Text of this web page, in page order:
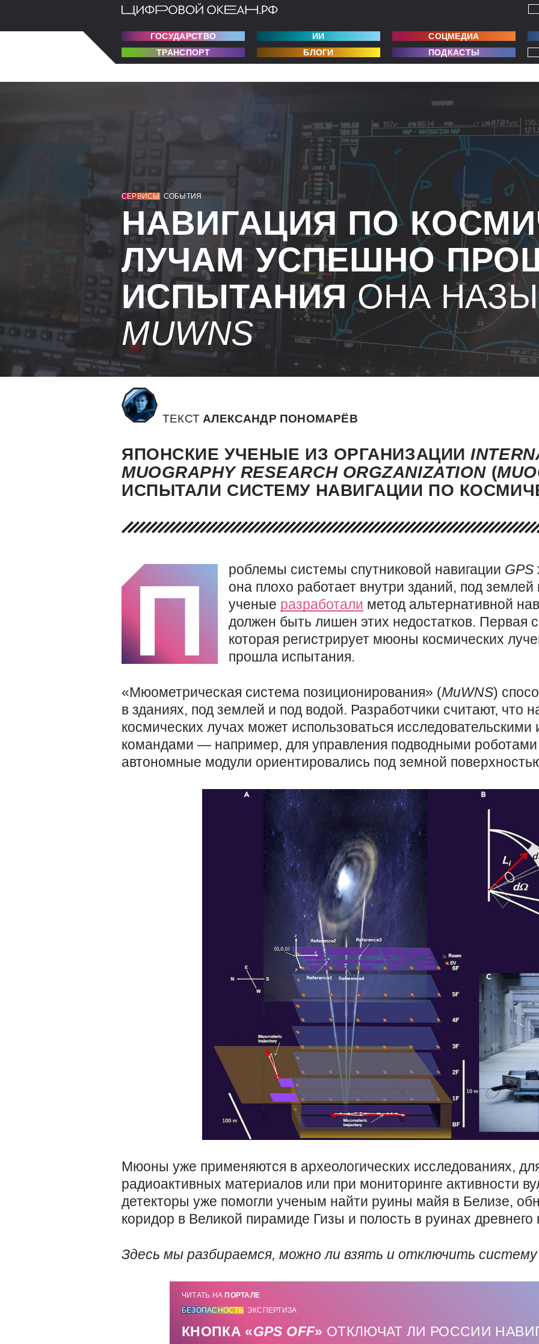
ГОСУДАРСТВО ИИ СОЦМЕДИА
ТРАНСПОРТ
БЛОГИ ПОДКАСТЫ
СЕРВИСЫ СОБЫТИЯ
НАВИГАЦИЯ ПО
ЛУЧАМ УСПЕШНО
ИСПЫТАНИЯОНА
MUWNS
ТЕКСТ АЛЕКСАНДР ПОНОМАРЁВ
ЯПОНСКИЕ УЧЕНЫЕ ИЗ ОРГАНИЗАЦИИ
MUOGRAPHY RESEARCH ORGZANIZATION (
ИСПЫТАЛИ СИСТЕМУ НАВИГАЦИИ ПО
П роблемы системы спутниковой навигации GPS
она плохо работает внутри зданий, под
ученые разработали метод альтернативной
должен быть лишен этих недостатков. Первая
которая регистрирует мюоны космических
прошла испытания.
«Мюометрическая система позиционирования» (MuWNS)
в зданиях, под землей и под водой. Разработчики считают, что
космических лучах может использоваться
командами — например, для управления подводными роботами
автономные модули ориентировались под земной
Мюоны уже применяются в археологических исследованиях,
радиоактивных материалов или при мониторинге активности
детекторы уже помогли ученым найти руины майя в Белизе,
коридор в Великой пирамиде Гизы и полость в руинах
Здесь мы разбираемся, можно ли взять и отключить систему
ЧИТАТЬ НАПОРТАЛЕ
БЕЗОПАСНОСТЬ ЭКСПЕРТИЗА
КНОПКА «GPS OFF» ОТКЛЮЧАТ ЛИ РОССИИ